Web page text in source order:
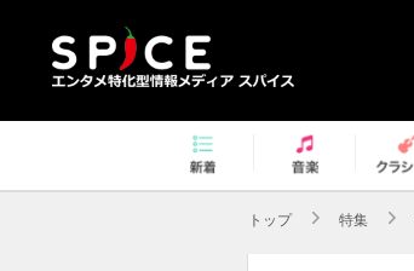
トップ 特集